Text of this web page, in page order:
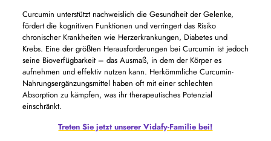
Curcumin unterstützt nachweislich die Gesundheit der Gelenke,
fördert die kognitiven Funktionen und verringert das Risiko
chronischer Krankheiten wie Herzerkrankungen, Diabetes und
Krebs. Eine der größten Herausforderungen bei Curcumin ist jedoch
seine Bioverfügbarkeit – das Ausmaß, in dem der Körper es
aufnehmen und effektiv nutzen kann. Herkömmliche Curcumin-
Nahrungsergänzungsmittel haben oft mit einer schlechten
Absorption zu kämpfen, was ihr therapeutisches Potenzial
einschränkt.
Treten Sie jetzt unserer Vidafy-Familie bei!